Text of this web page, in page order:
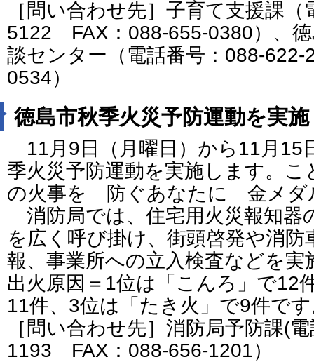
［問い合わせ先］子育て支援課
5122 FAX：088-655-0380）、
談センター（電話番号：088-
0534）
徳島市秋季火災予防運動を実施
11月9日（月曜日）から11月15
季火災予防運動を実施します。
の火事を 防ぐあなたに 金メダ
消防局では、住宅用火災報知器
を広く呼び掛け、街頭啓発や消
報、事業所への立入検査などを実
出火原因＝1位は「こんろ」で12
11件、3位は「たき火」で9件で
［問い合わせ先］消防局予防課(
1193 FAX：088-656-1201）